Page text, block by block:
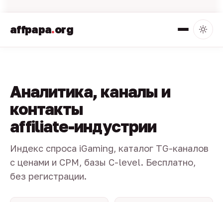
affpapa.org
Аналитика, каналы и
контакты
affiliate-индустрии
Индекс спроса iGaming, каталог TG-каналов
с ценами и CPM, базы C-level. Бесплатно,
без регистрации.